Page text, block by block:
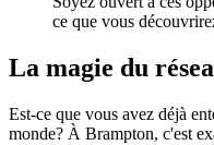
ce que vous
La magie du
Est-ce que vous avez déjà
monde? À Brampton, c'est